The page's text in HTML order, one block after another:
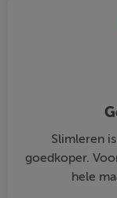
Slimleren
goedkoper.
hele